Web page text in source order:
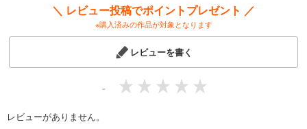
＼ レビュー投稿でポイントプレゼント ／
※購入済みの作品が対象となります
レビューを書く
-
レビューがありません。